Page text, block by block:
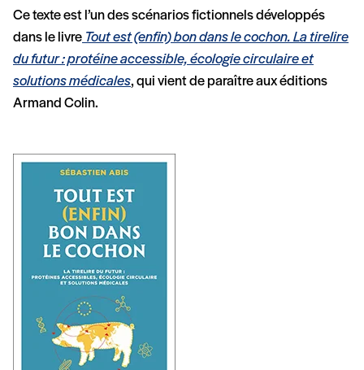
Ce texte est l’un des scénarios fictionnels développés
dans le livre Tout est (enfin) bon dans le cochon. La tirelire
du futur : protéine accessible, écologie circulaire et
solutions médicales, qui vient de paraître aux éditions
Armand Colin.